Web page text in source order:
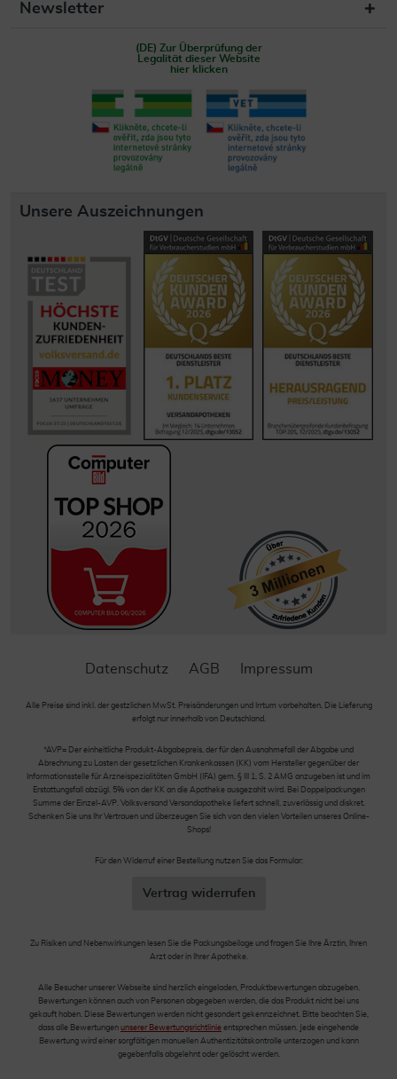
Newsletter
(DE) Zur Überprüfung der
Legalität dieser Website
hier klicken
Unsere Auszeichnungen
Datenschutz AGB Impressum
Alle Preise sind inkl. der gestzlichen MwSt. Preisänderungen und Irrtum vorbehalten. Die Lieferung
erfolgt nur innerhalb von Deutschland.
*AVP= Der einheitliche Produkt-Abgabepreis, der für den Ausnahmefall der Abgabe und
Abrechnung zu Lasten der gesetzlichen Krankenkassen (KK) vom Hersteller gegenüber der
Informationsstelle für Arzneispezialitäten GmbH (IFA) gem. § III 1, S. 2 AMG anzugeben ist und im
Erstattungsfall abzügl. 5% von der KK an die Apotheke ausgezahlt wird. Bei Doppelpackungen
Summe der Einzel-AVP. Volksversand Versandapotheke liefert schnell, zuverlässig und diskret.
Schenken Sie uns Ihr Vertrauen und überzeugen Sie sich von den vielen Vorteilen unseres Online-
Shops!
Für den Widerruf einer Bestellung nutzen Sie das Formular:
Vertrag widerrufen
Zu Risiken und Nebenwirkungen lesen Sie die Packungsbeilage und fragen Sie Ihre Ärztin, Ihren
Arzt oder in Ihrer Apotheke.
Alle Besucher unserer Webseite sind herzlich eingeladen, Produktbewertungen abzugeben.
Bewertungen können auch von Personen abgegeben werden, die das Produkt nicht bei uns
gekauft haben. Diese Bewertungen werden nicht gesondert gekennzeichnet. Bitte beachten Sie,
dass alle Bewertungen unserer Bewertungsrichtlinie entsprechen müssen. Jede eingehende
Bewertung wird einer sorgfältigen manuellen Authentizitätskontrolle unterzogen und kann
gegebenfalls abgelehnt oder gelöscht werden.